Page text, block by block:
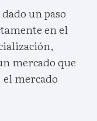
un paso
en el
mercado que
mercado